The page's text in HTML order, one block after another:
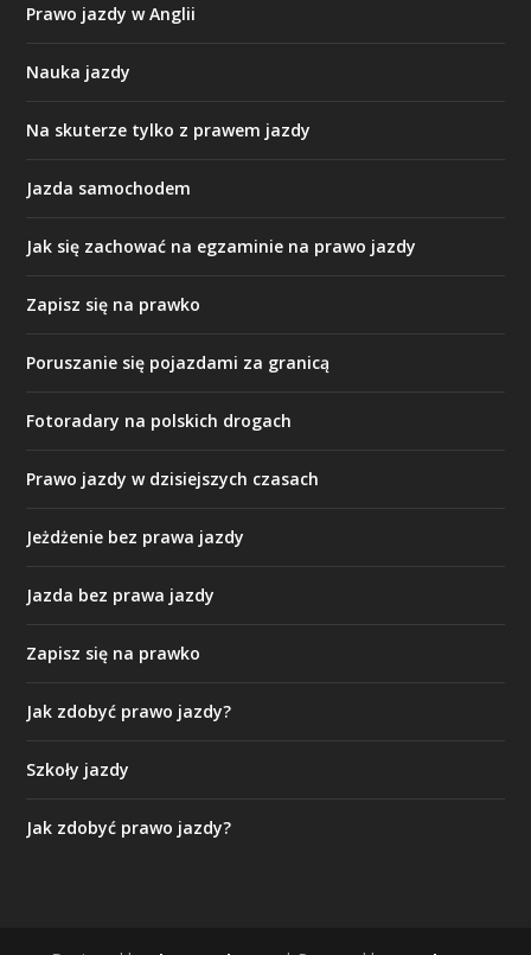
Prawo jazdy w Anglii
Nauka jazdy
Na skuterze tylko z prawem jazdy
Jazda samochodem
Jak się zachować na egzaminie na prawo jazdy
Zapisz się na prawko
Poruszanie się pojazdami za granicą
Fotoradary na polskich drogach
Prawo jazdy w dzisiejszych czasach
Jeżdżenie bez prawa jazdy
Jazda bez prawa jazdy
Zapisz się na prawko
Jak zdobyć prawo jazdy?
Szkoły jazdy
Jak zdobyć prawo jazdy?